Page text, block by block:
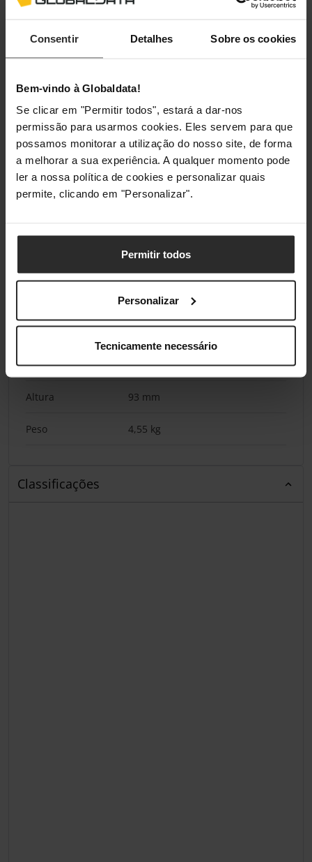
Consentir Detalhes Sobre os cookies
Bem-vindo à Globaldata!
Se clicar em "Permitir todos", estará a dar-nos
permissão para usarmos cookies. Eles servem para que
possamos monitorar a utilização do nosso site, de forma
a melhorar a sua experiência. A qualquer momento pode
ler a nossa política de cookies e personalizar quais
permite, clicando em "Personalizar".
Permitir todos
Personalizar
Tecnicamente necessário
Tempo de carga 8 h
Forma Compacto
Cor do produto Preto
Indicadores LED Sim
Conteúdo da embalagem
Sim
Pesos e dimensões
Profundidade 293 mm
Altura 93 mm
Peso 4,55 kg
Classificações